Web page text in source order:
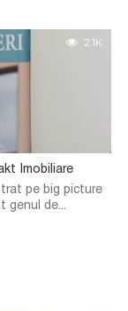
2.1K
Imobiliare
pe big picture
genul de...